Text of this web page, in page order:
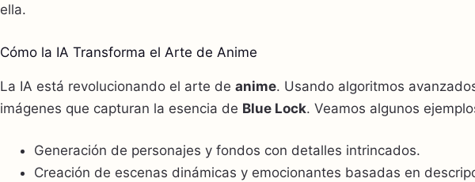
ella.
Cómo la IA Transforma el Arte de Anime
La IA está revolucionando el arte de anime. Usando algoritmos
imágenes que capturan la esencia de Blue Lock. Veamos algunos
Generación de personajes y fondos con detalles intrincados.
Creación de escenas dinámicas y emocionantes basadas en